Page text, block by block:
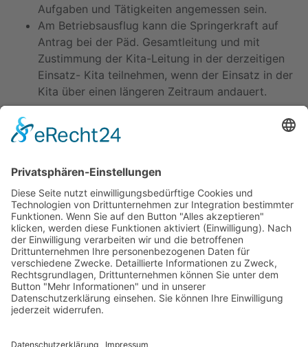
Aufgaben und Tätigkeiten angemessen sein.
Am Betriebsausflug kann die Springerkraft auf
Antrag bei der Päd. Gesamtleitung und mit
Zustimmung der Kita-Leitung in der derzeitigen
Einsatz- Kita teilnehmen, wenn der Einsatz in der
Kita über einen längeren Zeitraum andauert.
Informieren Sie sich gerne auch über diese
Präsentation.
Kitas
Übersicht
Über uns
Struktur
Team
Suche nach neuen Fachkräften
Für Eltern
Kita-Gespräche
Ausbildung